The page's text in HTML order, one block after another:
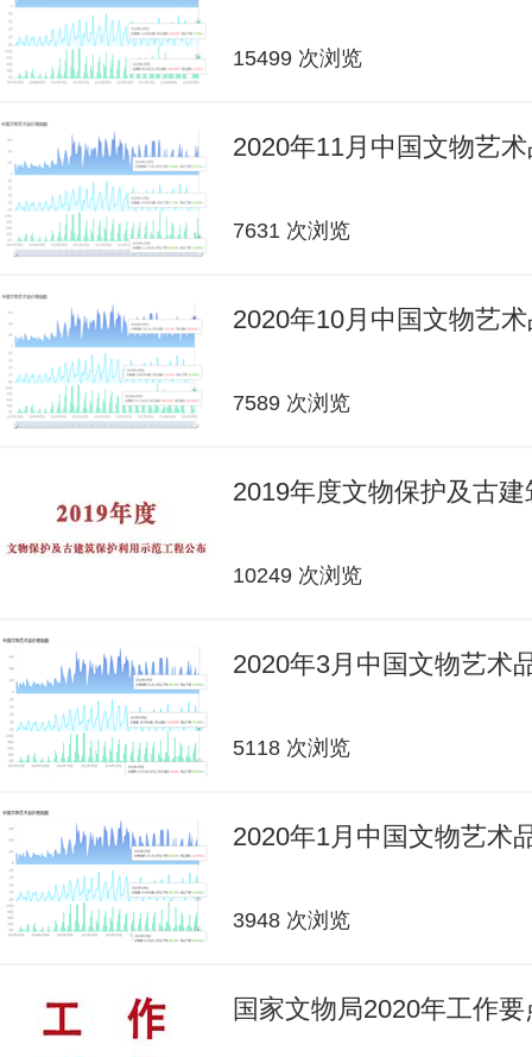
15499 次浏览
2020年11月中国文物艺
7631 次浏览
2020年10月中国文物艺
7589 次浏览
2019年度文物保护及古
10249 次浏览
2020年3月中国文物艺术
5118 次浏览
2020年1月中国文物艺术
3948 次浏览
国家文物局2020年工作要